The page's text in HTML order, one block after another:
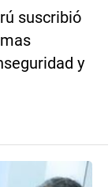
suscribió
y